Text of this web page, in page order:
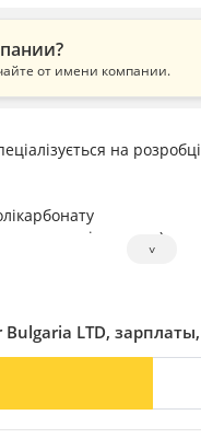
от имени компании.
на
комплектні системи)
Румунії, а також
клієнта, так
˅
LTD,